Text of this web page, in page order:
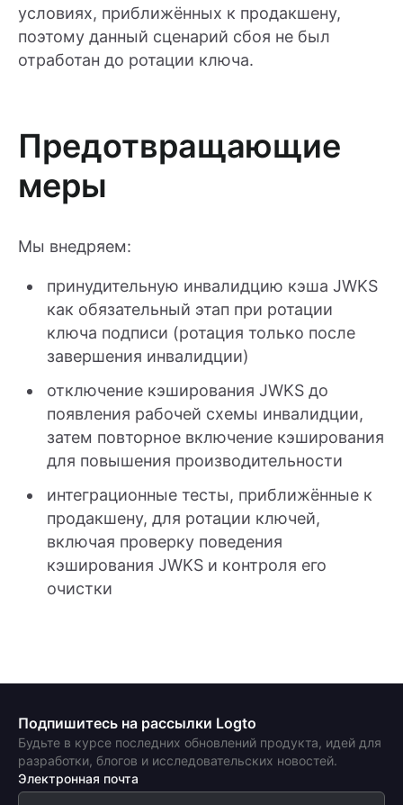
условиях, приближённых к продакшену,
поэтому данный сценарий сбоя не был
отработан до ротации ключа.
Предотвращающие
меры
Мы внедряем:
принудительную инвалидцию кэша JWKS
как обязательный этап при ротации
ключа подписи (ротация только после
завершения инвалидции)
отключение кэширования JWKS до
появления рабочей схемы инвалидции,
затем повторное включение кэширования
для повышения производительности
интеграционные тесты, приближённые к
продакшену, для ротации ключей,
включая проверку поведения
кэширования JWKS и контроля его
очистки
Подпишитесь на рассылки Logto
Будьте в курсе последних обновлений продукта, идей для
разработки, блогов и исследовательских новостей.
Электронная почта